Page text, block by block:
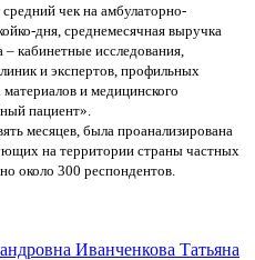
чек на амбулаторно-
дня, среднемесячная выручка
кабинетные исследования,
и экспертов, профильных
и медицинского
пациент».
месяцев, была проанализирована
на территории страны частных
около 300 респондентов.
Иванченкова Татьяна